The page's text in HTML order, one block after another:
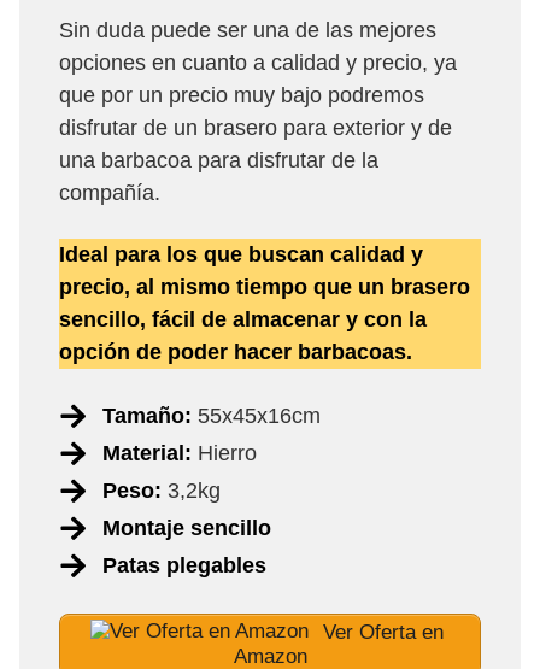
Sin duda puede ser una de las mejores
opciones en cuanto a calidad y precio, ya
que por un precio muy bajo podremos
disfrutar de un brasero para exterior y de
una barbacoa para disfrutar de la
compañía.
Ideal para los que buscan calidad y
precio, al mismo tiempo que un brasero
sencillo, fácil de almacenar y con la
opción de poder hacer barbacoas.
Tamaño: 55x45x16cm
Material: Hierro
Peso: 3,2kg
Montaje sencillo
Patas plegables
Ver Oferta en
Amazon